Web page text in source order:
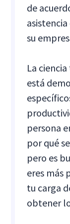
de
su
La
está
persona
por qué
pero es
eres más
tu carga
obtener